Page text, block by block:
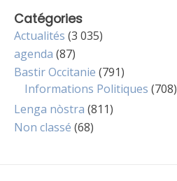
Catégories
Actualités (3 035)
agenda (87)
Bastir Occitanie (791)
Informations Politiques (708)
Lenga nòstra (811)
Non classé (68)